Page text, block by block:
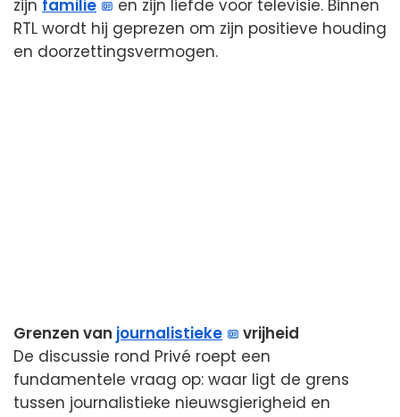
zijn familie
en zijn liefde voor televisie. Binnen
RTL wordt hij geprezen om zijn positieve houding
en doorzettingsvermogen.
Grenzen van journalistieke
vrijheid
De discussie rond Privé roept een
fundamentele vraag op: waar ligt de grens
tussen journalistieke nieuwsgierigheid en